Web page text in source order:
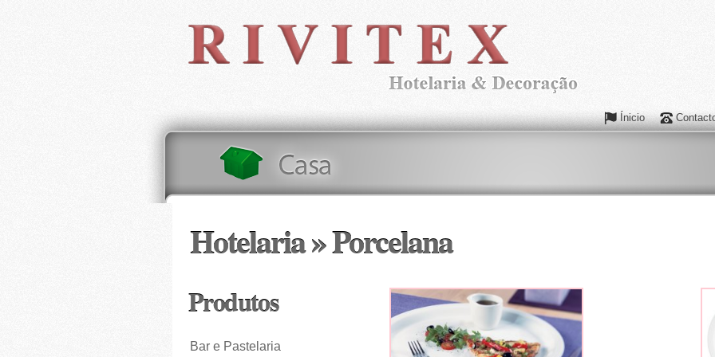
Ínicio
Hotelaria » Porcelana
Produtos
Bar e Pastelaria